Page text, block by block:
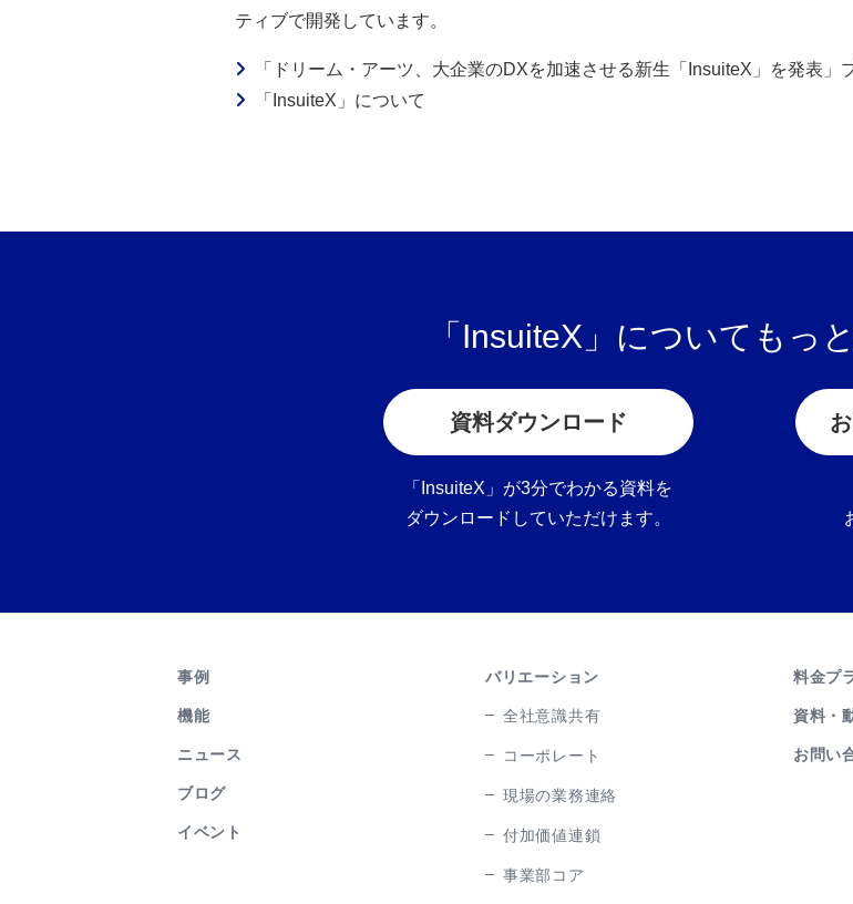
ティブで開発しています。
「ドリーム・アーツ、大企業のDXを加速させる新生「InsuiteX」を発表」
「InsuiteX」について
「InsuiteX」について もっ
資料ダウンロード
「InsuiteX」が3分でわかる資料を
ダウンロードしていただけます。
事例
機能
ニュース
ブログ
イベント
バリエーション
全社意識共有
コーポレート
現場の業務連絡
付加価値連鎖
事業部コア
料金プ
資料・
お問い